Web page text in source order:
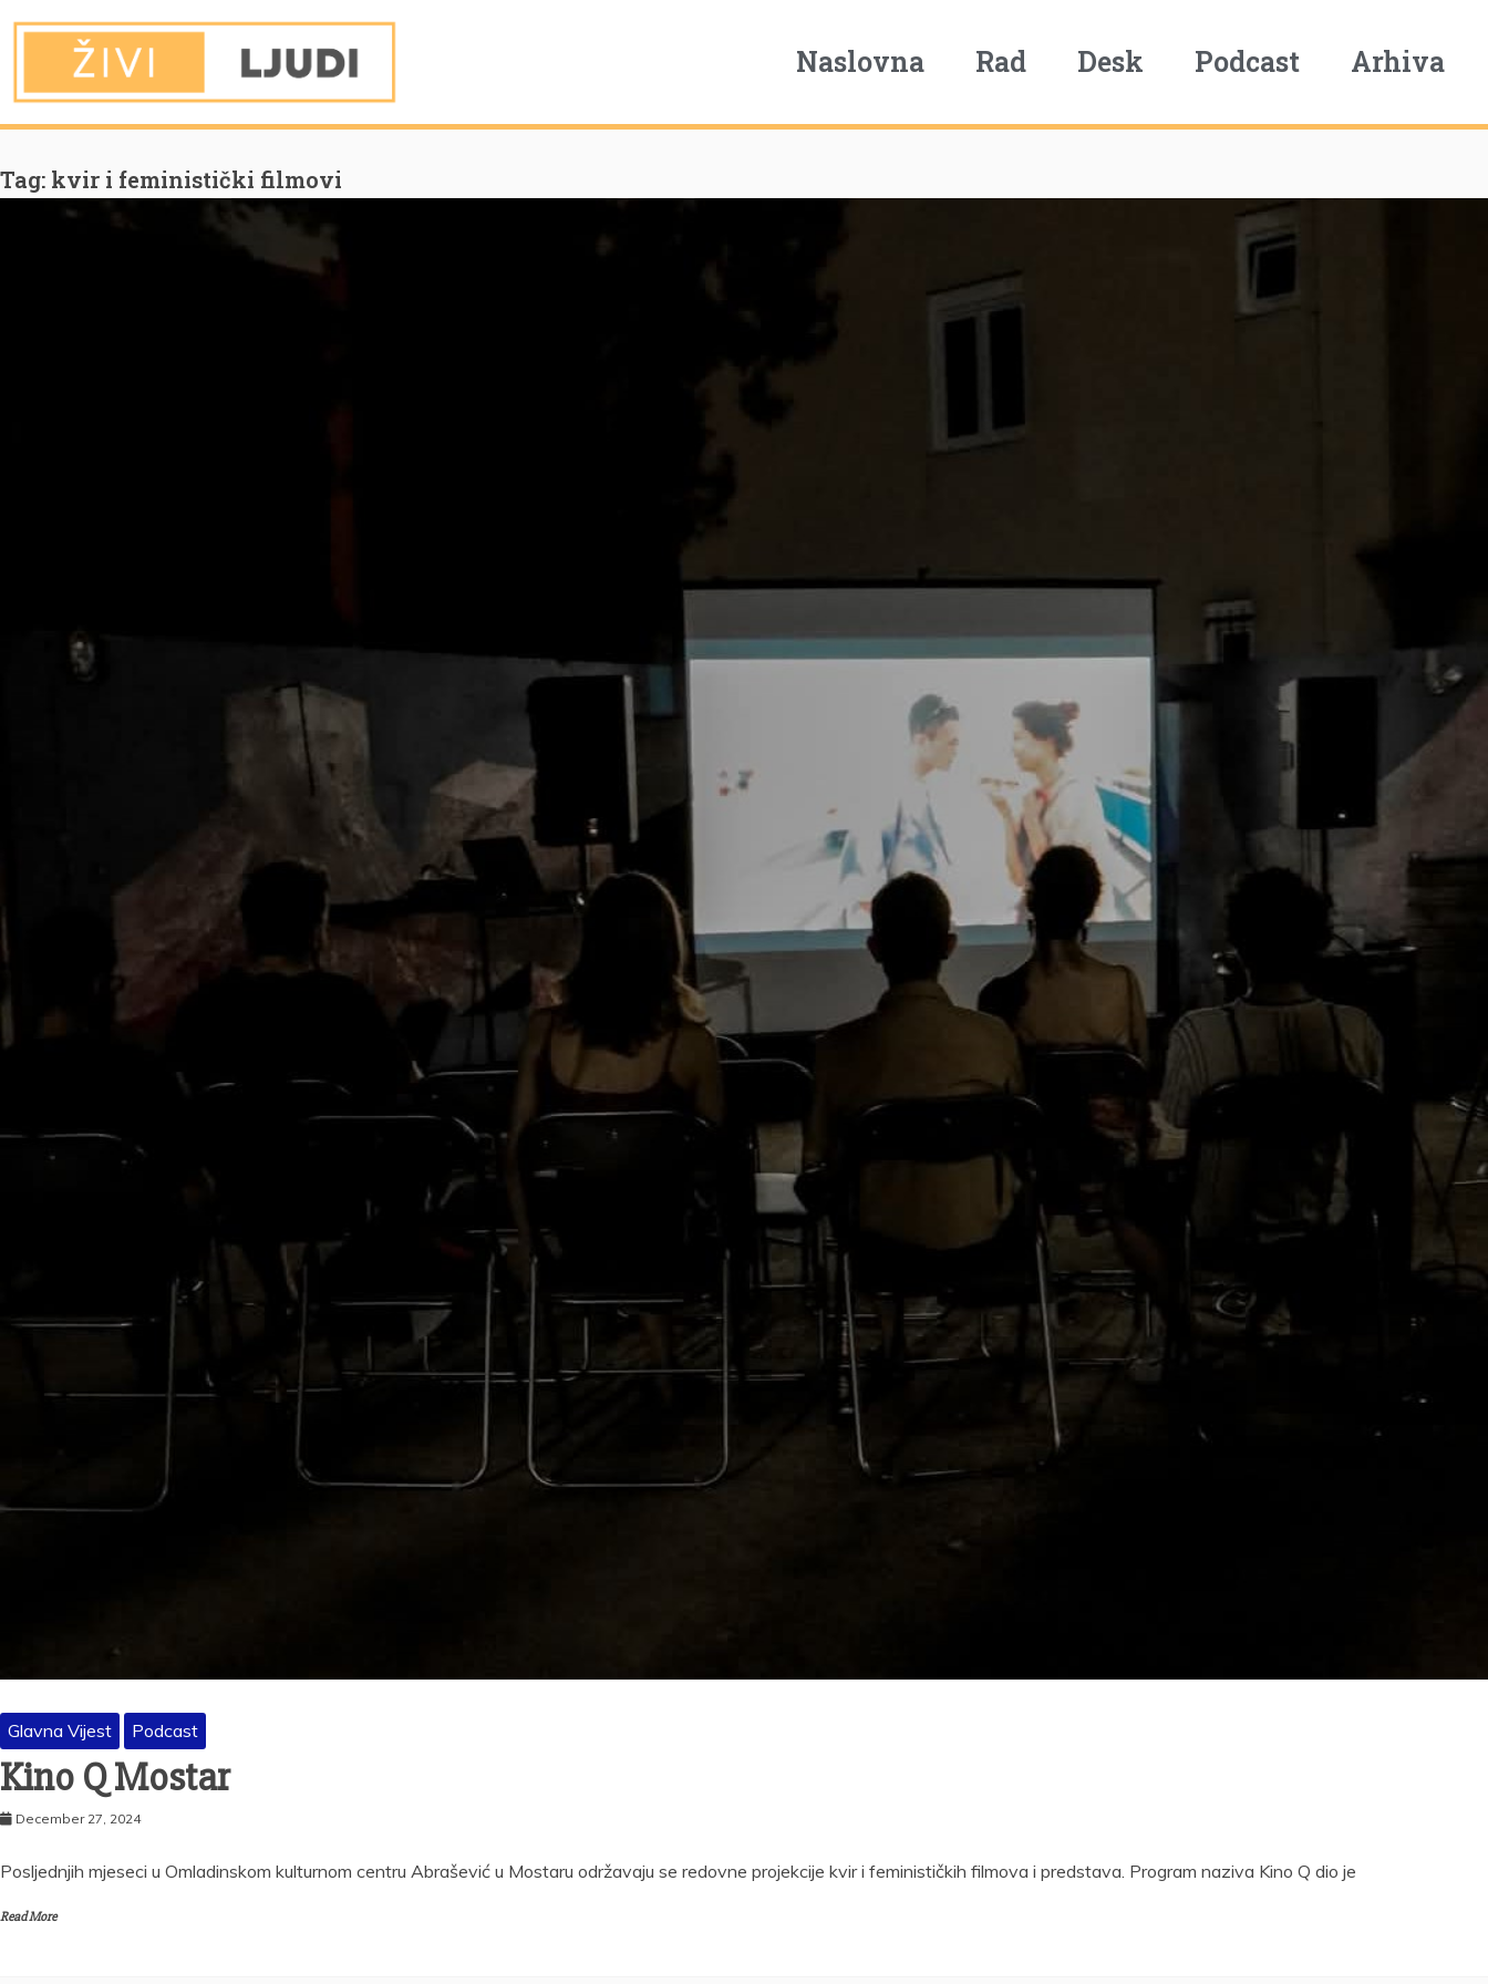
Naslovna Rad Desk Podcast Arhiva
You are Here
Home
kvir i feministički filmovi
Tag: kvir i feministički filmovi
Glavna Vijest Podcast
Kino Q Mostar
December 27, 2024
Posljednjih mjeseci u Omladinskom kulturnom centru Abrašević u Mostaru održavaju se redovne projekcije kvir i feminističkih filmova i predstava. Program naziva Kino Q dio je
Read More